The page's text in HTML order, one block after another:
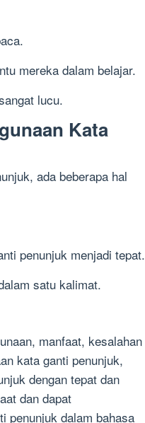
mereka dalam belajar.
lucu.
Kata
ada beberapa hal
penunjuk menjadi tepat.
satu kalimat.
manfaat, kesalahan
kata ganti penunjuk,
dengan tepat dan
dan dapat
penunjuk dalam bahasa